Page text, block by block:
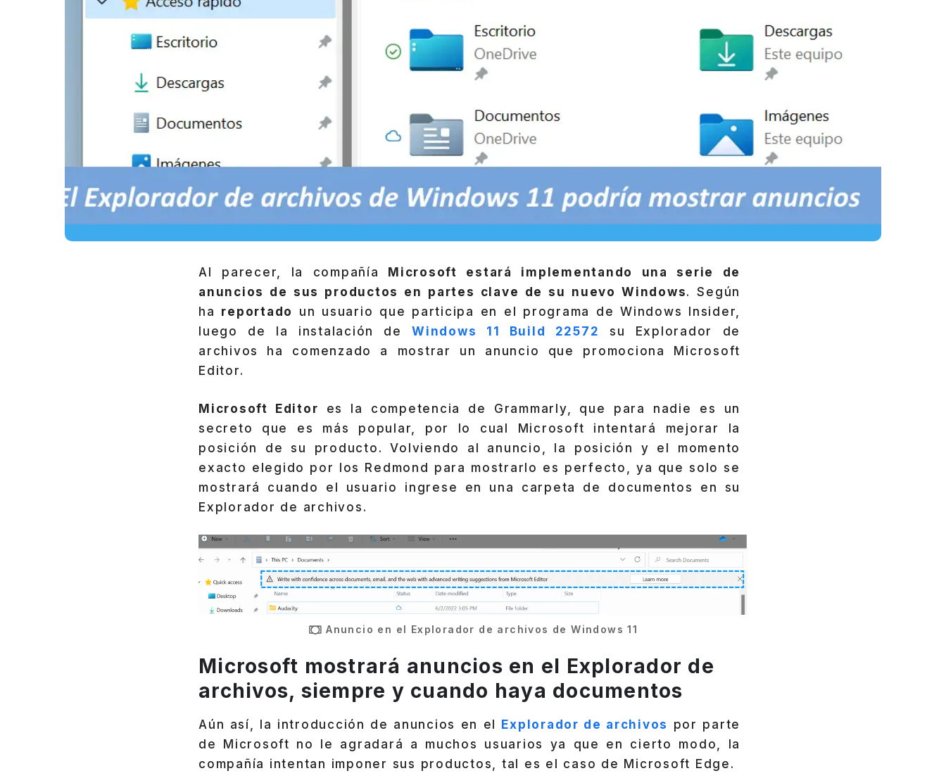
Al parecer, la compañía
Microsoft estará implementando una serie de
anuncios de sus productos en partes clave de su nuevo Windows. Según
ha reportado
un usuario que participa en el programa de Windows Insider,
luego de la instalación deWindows 11 Build 22572
su Explorador de
archivos ha comenzado a mostrar un anuncio que promociona Microsoft
Editor.
Microsoft Editor es la competencia de Grammarly, que para nadie es un
secreto que es más popular, por lo cual Microsoft intentará mejorar la
posición de su producto. Volviendo al anuncio, la posición y el momento
exacto elegido por los Redmond para mostrarlo es perfecto, ya que solo se
mostrará cuando el usuario ingrese en una carpeta de documentos en su
Explorador de archivos.
Anuncio en el Explorador de archivos de Windows 11
Microsoft mostrará anuncios en el Explorador de
archivos, siempre y cuando haya documentos
Aún así, la introducción de anuncios en el Explorador de archivos por parte
de Microsoft no le agradará a muchos usuarios ya que en cierto modo, la
compañía intentan imponer sus productos, tal es el caso de Microsoft Edge.